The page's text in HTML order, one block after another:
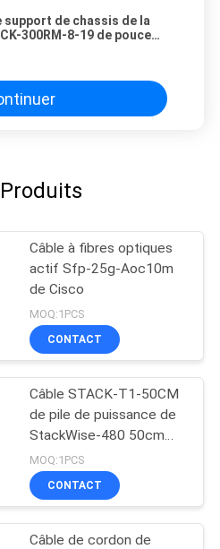
support de chassis de la
300RM-8-19 de pouce
Câble à fibres optiques
actif Sfp-25g-Aoc10m
de Cisco
MOQ:1PCS
CONTACT
Câble STACK-T1-50CM
de pile de puissance de
StackWise-480 50cm
Cisco
MOQ:1PCS
CONTACT
Câble de cordon de